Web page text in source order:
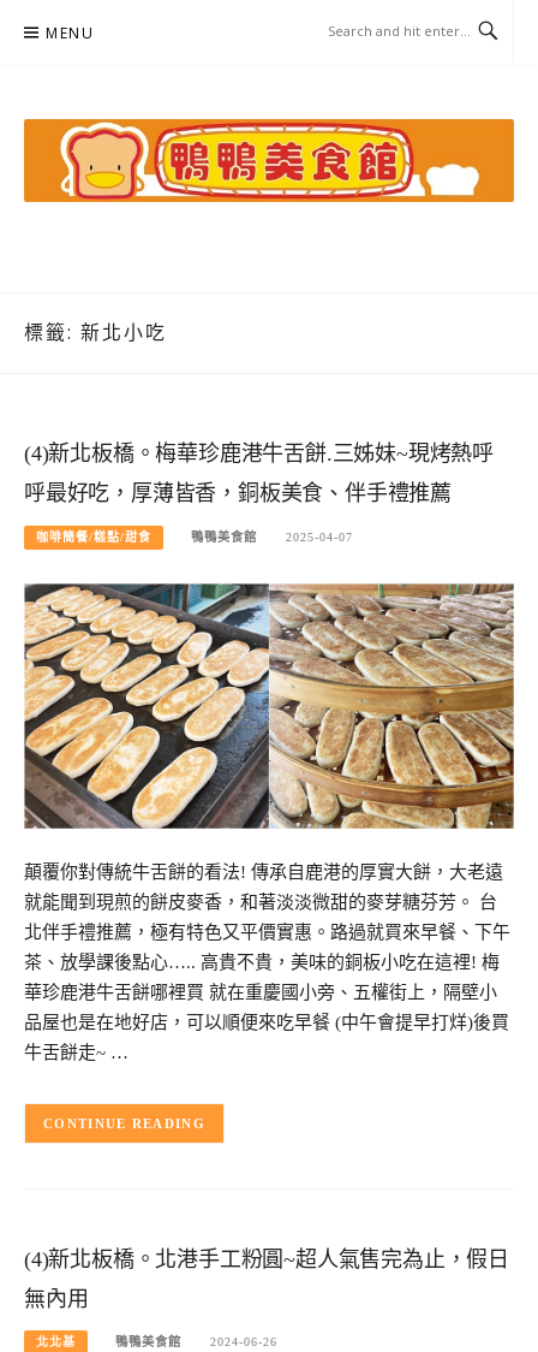
MENU
標籤: 新北小吃
(4)新北板橋。梅華珍鹿港牛舌餅.三姊妹~現烤熱呼
呼最好吃，厚薄皆香，銅板美食、伴手禮推薦
咖啡簡餐/糕點/甜食 鴨鴨美食館 2025-04-07
顛覆你對傳統牛舌餅的看法! 傳承自鹿港的厚實大餅，大老遠
就能聞到現煎的餅皮麥香，和著淡淡微甜的麥芽糖芬芳。 台
北伴手禮推薦，極有特色又平價實惠。路過就買來早餐、下午
茶、放學課後點心….. 高貴不貴，美味的銅板小吃在這裡! 梅
華珍鹿港牛舌餅哪裡買 就在重慶國小旁、五權街上，隔壁小
品屋也是在地好店，可以順便來吃早餐 (中午會提早打烊)後買
牛舌餅走~ …
CONTINUE READING
(4)新北板橋。北港手工粉圓~超人氣售完為止，假日
無內用
北北基 鴨鴨美食館 2024-06-26